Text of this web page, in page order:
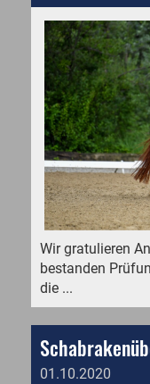
Wir gratulieren
bestanden
die ...
01.10.2020